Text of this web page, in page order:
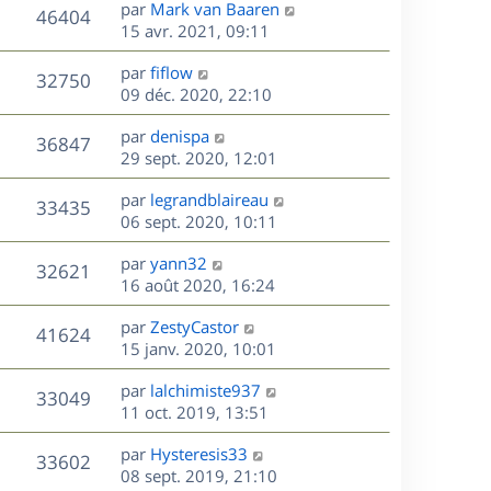
g
e
s
s
a
g
e
r
m
e
s
s
a
g
e
s
n
i
e
r
m
e
s
s
a
g
e
46404V
u
s
D
e
r
n
i
e
r
m
e
s
s
a
g
e
par Mark van Baaren
15 avr. 2021, 09:11
32750V
u
D
e
r
n
i
e
r
m
e
s
s
a
g
e
par fiflow
09 déc. 2020, 22:10
36847V
u
D
e
r
n
i
e
r
m
e
s
s
a
g
e
par denispa
29 sept. 2020, 12:01
33435V
u
D
e
r
n
i
e
r
m
e
s
s
a
g
e
par legrandblaireau
06 sept. 2020, 10:11
32621
u
s
D
e
r
n
i
e
r
m
e
s
s
par yann32
16 août 2020, 16:24
41624V
u
s
D
e
r
n
i
e
r
m
par ZestyCastor
15 janv. 2020, 10:01
33049V
u
e
D
e
r
n
i
par lalchimiste937
11 oct. 2019, 13:51
33602V
D
e
par Hysteresis33
08 sept. 2019, 21:10